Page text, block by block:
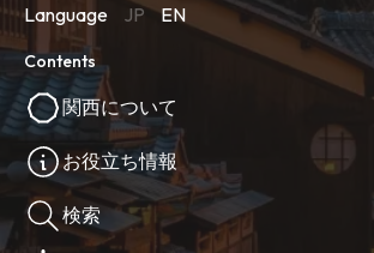
Language JP EN
Contents
関西について
お役立ち情報
検索